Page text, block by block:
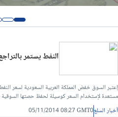
النفط يستمر
إعتبر السوق خفض المملكة العربية السعودية لسعر
مستعدة لإستخدام السعر كوسيلة لحفظ حصتها
الآن فائض من حيث التوريد.
أخبار السلع05/11/2014 08:27 GMT0